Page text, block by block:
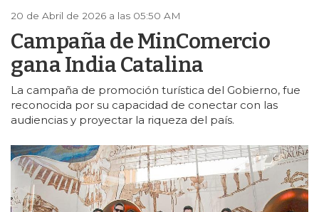
20 de Abril de 2026 a las 05:50 AM
Campaña de MinComercio
gana India Catalina
La campaña de promoción turística del Gobierno, fue
reconocida por su capacidad de conectar con las
audiencias y proyectar la riqueza del país.